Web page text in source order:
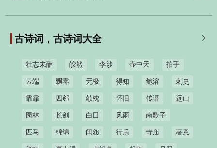

古诗词，古诗词大全
壮志未酬 皎然 李涉 壶中天 拍手
云端 飘零 无极 得知 鲍溶 刺史
霏霏 四邻 欹枕 怀旧 传语 远山
园林 长剑 白日 风雨 南歌子
匹马 绵绵 闺怨 行乐 寺庙 著意